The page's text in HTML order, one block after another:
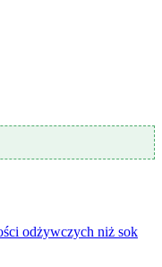
odżywczych niż sok